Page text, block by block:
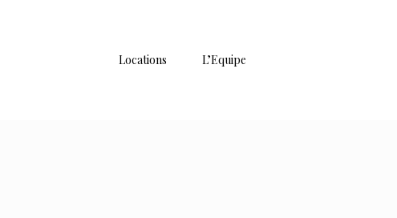
Locations L’Equipe